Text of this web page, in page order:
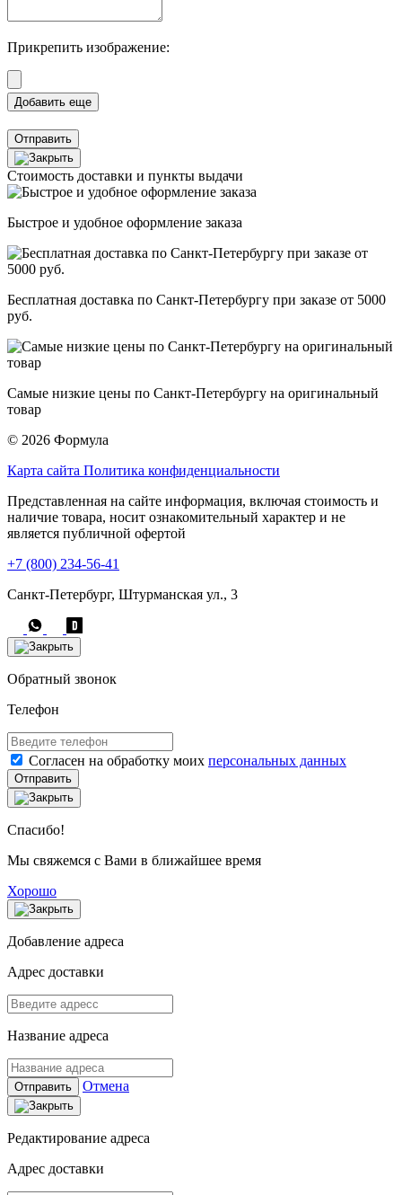
Прикрепить изображение:
Отправить
Стоимость доставки и пункты выдачи
Быстрое и удобное оформление заказа
Бесплатная доставка по Санкт-Петербургу при заказе от 5000
руб.
Самые низкие цены по Санкт-Петербургу на оригинальный
товар
© 2026 Формула
Карта сайта Политика конфиденциальности
Представленная на сайте информация, включая стоимость и
наличие товара, носит ознакомительный характер и не
является публичной офертой
+7 (800) 234-56-41
Санкт-Петербург, Штурманская ул., 3
Обратный звонок
Телефон
Согласен на обработку моих персональных данных
Отправить
Спасибо!
Мы свяжемся с Вами в ближайшее время
Хорошо
Добавление адреса
Адрес доставки
Название адреса
Отправить Отмена
Редактирование адреса
Адрес доставки